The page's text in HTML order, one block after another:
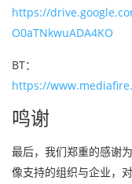
https://
O0aTNkwuADA4KO
BT：
https://
鸣谢
最后，我们郑重的感谢
像支持的组织与企业，